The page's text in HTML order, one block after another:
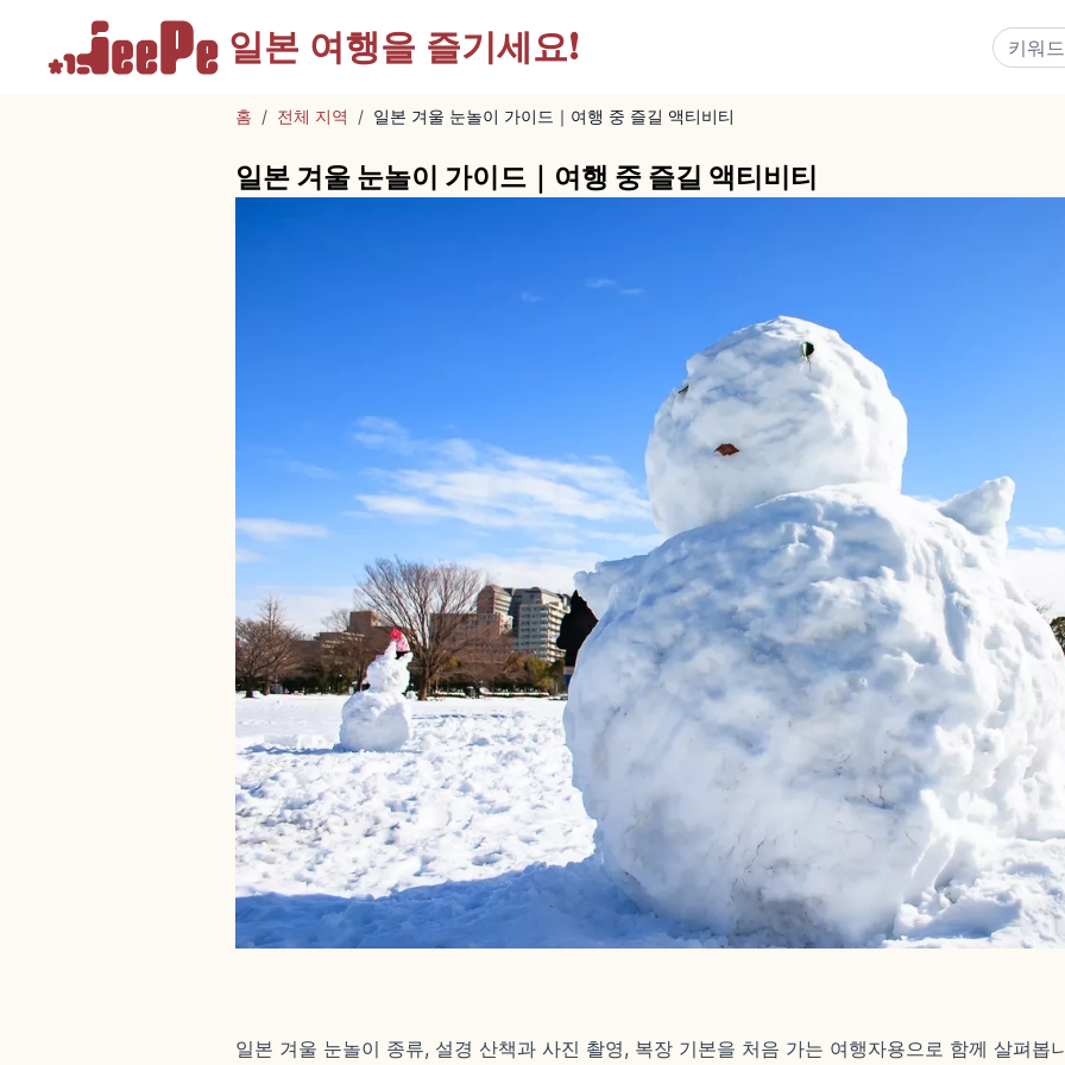
일본 여행을 즐기세요!
홈 / 전체 지역 / 일본 겨울 눈놀이 가이드｜여행 중 즐길 액티비티
일본 겨울 눈놀이 가이드｜여행 중 즐길 액티비티
일본 겨울 눈놀이 종류, 설경 산책과 사진 촬영, 복장 기본을 처음 가는 여행자용으로 함께 살펴봅